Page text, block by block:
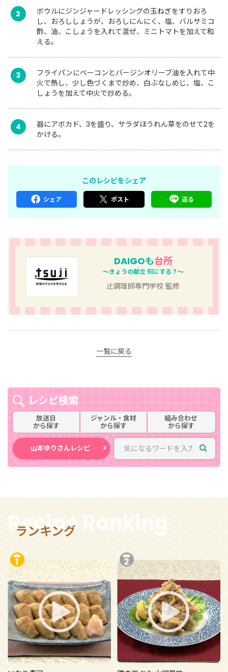
2
ボウルにジンジャードレッシングの玉ねぎをすりおろ
し、おろししょうが、おろしにんにく、塩、バルサミコ
酢、油、こしょうを入れて混ぜ、ミニトマトを加えて和
える。
3
フライパンにベーコンとバージンオリーブ油を入れて中
火で熱し、少し色づくまで炒め、白ぶなしめじ、塩、こ
しょうを加えて中火で炒める。
4
器にアボカド、3を盛り、サラダほうれん草をのせて2を
かける。
このレシピをシェア
シェア ポスト 送る
DAIGOも台所
～きょうの献立 何にする？～
辻󠄀調理師専門学校 監修
一覧に戻る
レシピ検索
放送日
から探す
ジャンル・食材
から探す
組み合わせ
から探す
山本ゆりさんレシピ
ランキング
Recipe Ranking